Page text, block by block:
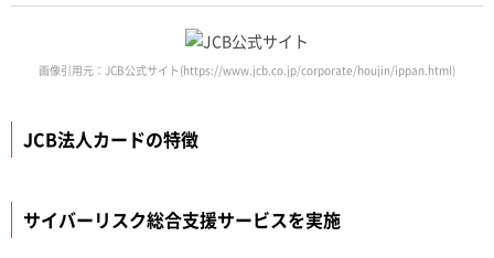
画像引用元：JCB公式サイト(https://www.jcb.co.jp/corporate/houjin/ippan.html)
JCB法人カードの特徴
サイバーリスク総合支援サービスを実施